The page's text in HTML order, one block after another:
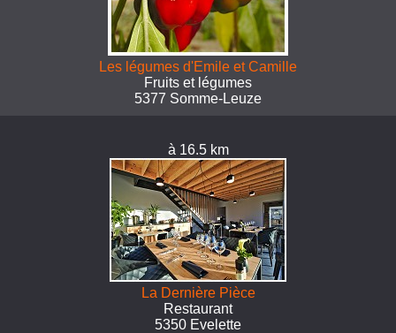
Les légumes d'Emile et Camille
Fruits et légumes
5377 Somme-Leuze
à 16.5 km
La Dernière Pièce
Restaurant
5350 Evelette